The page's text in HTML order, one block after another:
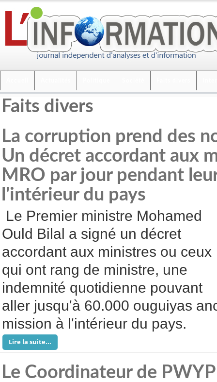
Faits divers
La corruption prend des
Un décret accordant aux
MRO par jour pendant
l'intérieur du pays
Le Premier ministre Mohamed
Ould Bilal a signé un décret
accordant aux ministres ou ceux
qui ont rang de ministre, une
indemnité quotidienne pouvant
aller jusqu'à 60.000 ouguiyas
mission à l'intérieur du pays.
Lire la suite...
Le Coordinateur de